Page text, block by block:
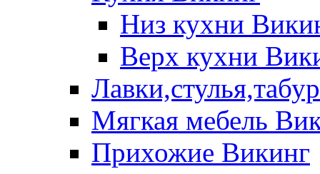
Низ кухни
Верх кухни
Мягкая мебель
Прихожие Викинг